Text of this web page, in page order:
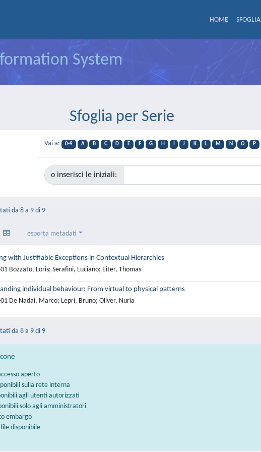
HOME SFOGLIA
System
Sfoglia per Serie
Vai a: 0-9 A B C D E F G H J K L M N O P
o inserisci le iniziali:
da 8 a 9 di 9
esporta metadati
with Justifiable Exceptions in Contextual Hierarchies
Bozzato, Loris; Serafini, Luciano; Eiter, Thomas
individual behaviour: From virtual to physical patterns
De Nadai, Marco; Lepri, Bruno; Oliver, Nuria
da 8 a 9 di 9
aperto
sulla rete interna
agli utenti autorizzati
solo agli amministratori
embargo
file disponibile